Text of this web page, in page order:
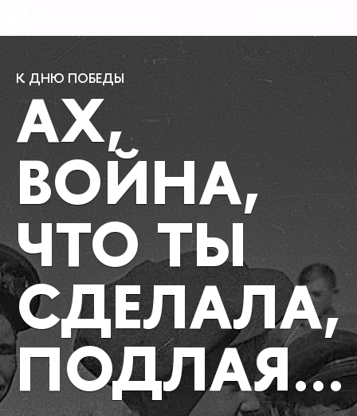
К ДНЮ ПОБЕДЫ
АХ,
ВОЙНА,
ЧТО ТЫ
СДЕЛАЛА,
ПОДЛАЯ…